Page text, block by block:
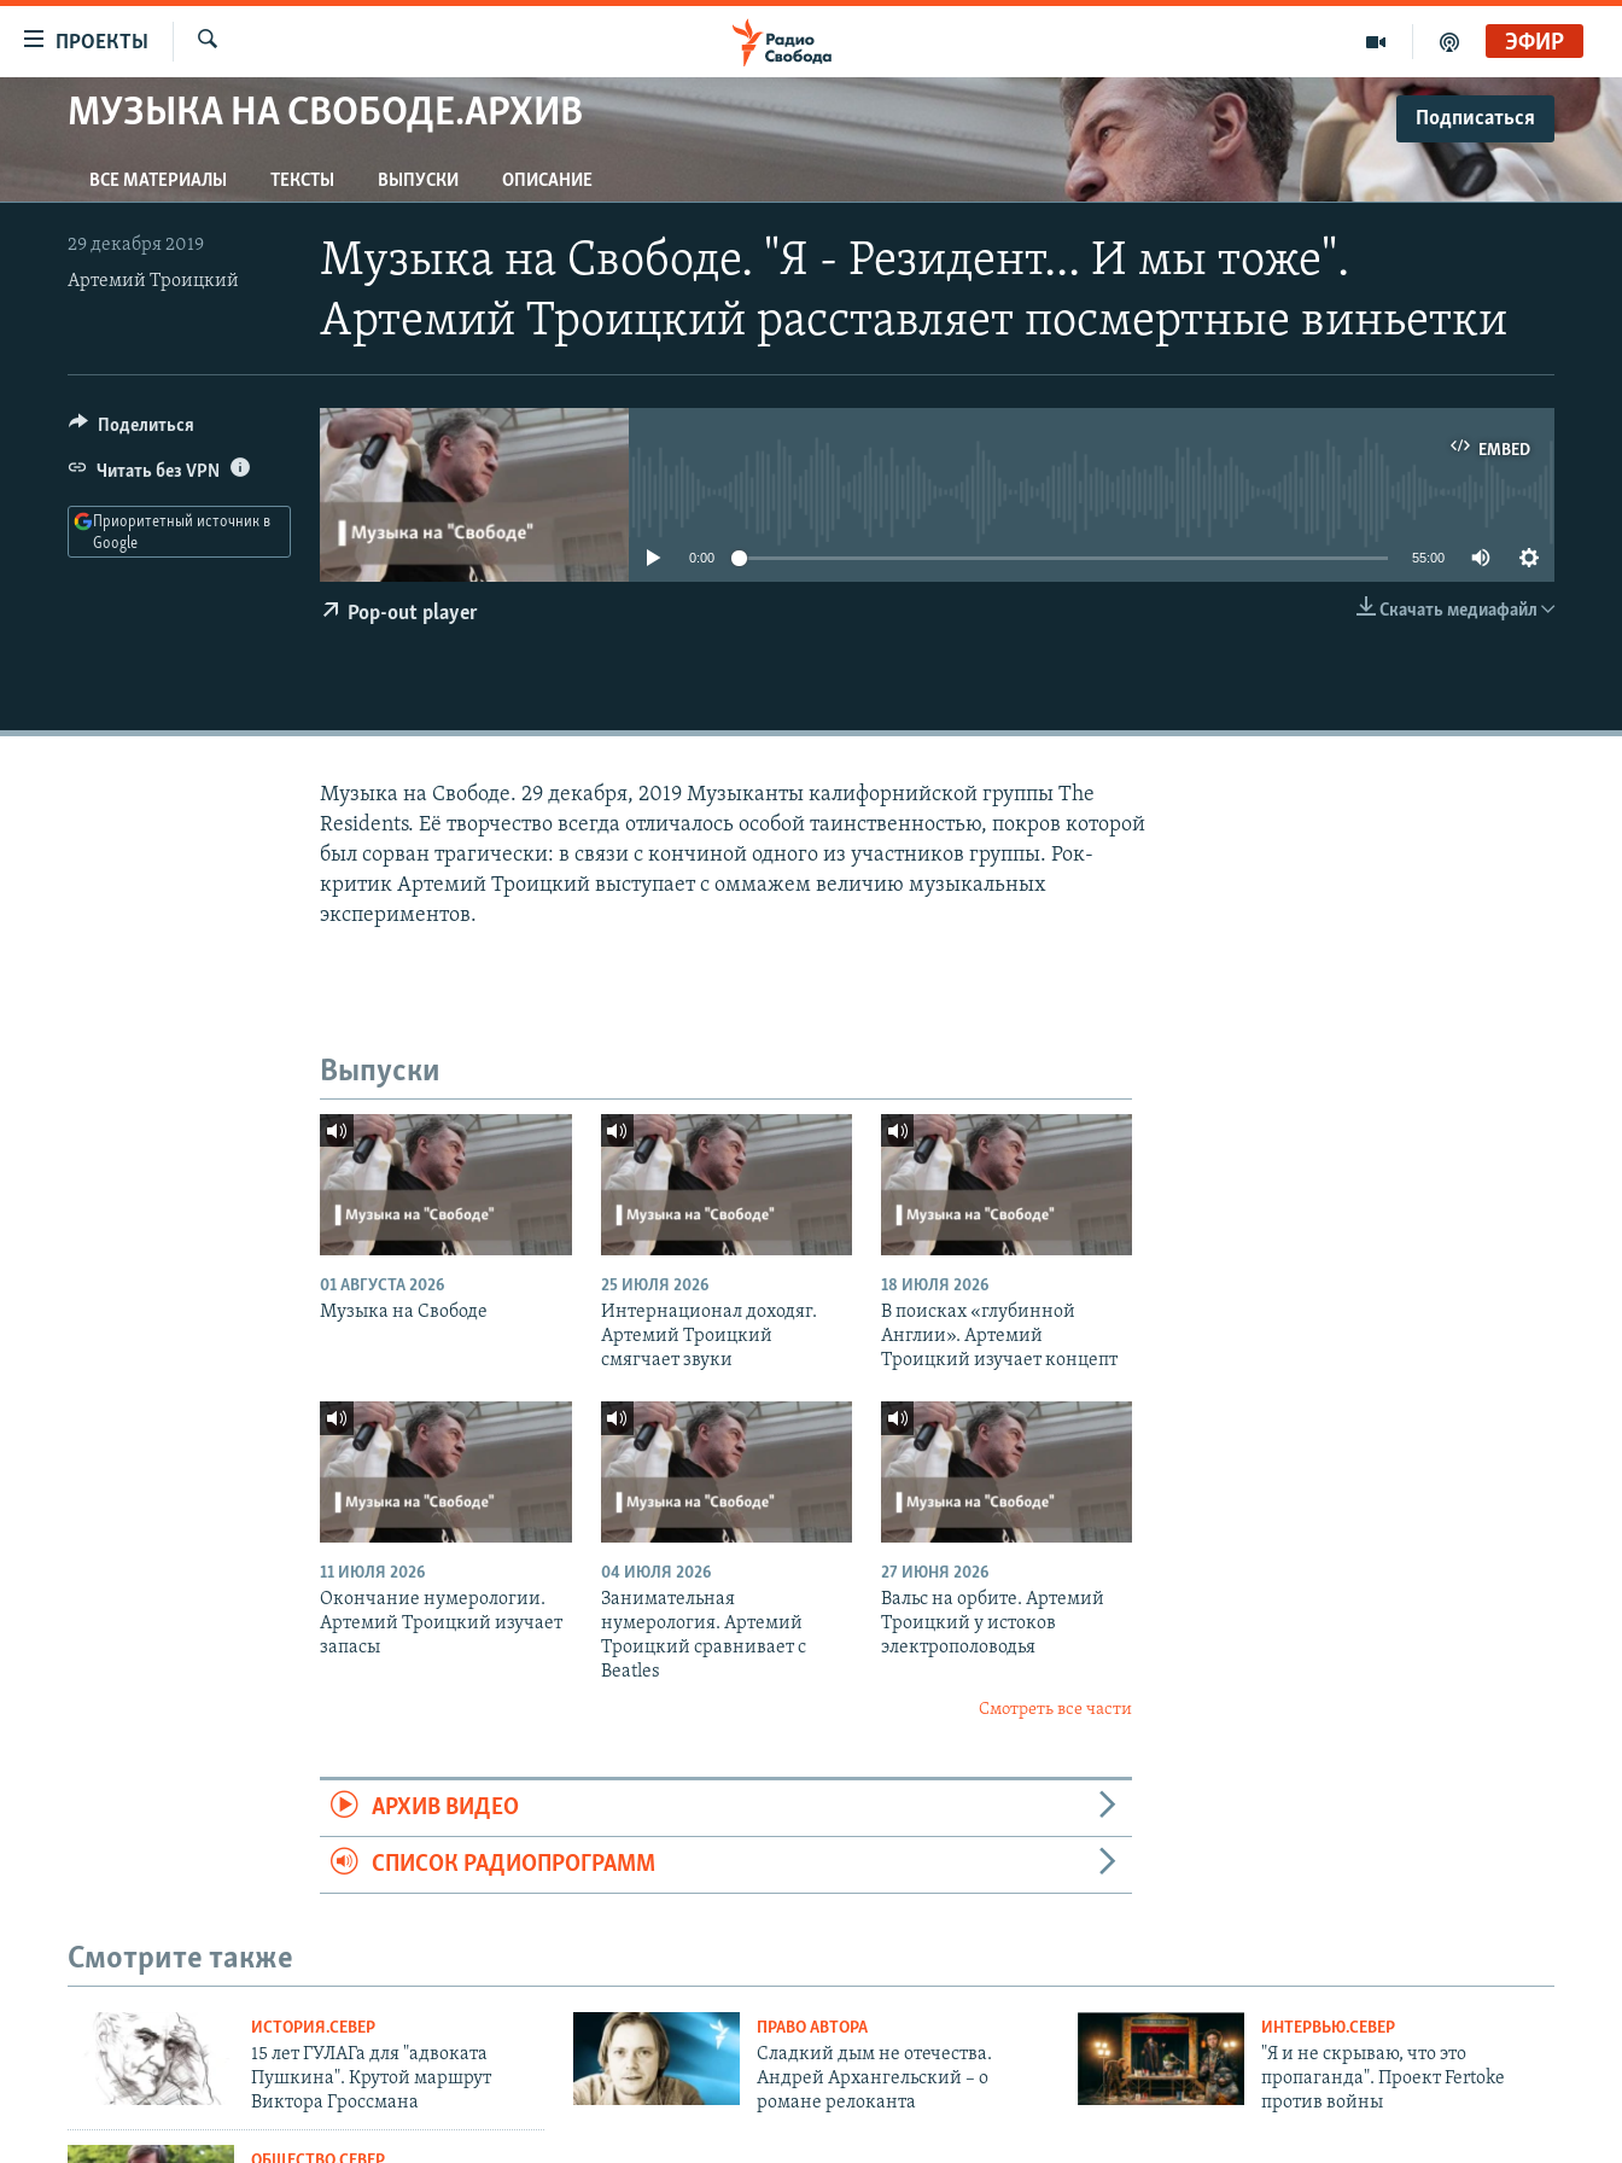
упрощенного
Вернуться
к
основному
содержанию
Вернутся
Вернутся
ПРОЕКТЫ
ПРОГРАММЫ
АВТОРСКИЕ ПРОЕКТЫ
ЦИТАТЫ СВОБОДЫ
МНЕНИЯ
IDEL.РЕАЛИИ
КАВКАЗ.РЕАЛИИ
СЕВЕР.РЕАЛИИ
СИБИРЬ.РЕАЛИИ
РАСПИСАНИЕ ВЕЩАНИЯ
ЭФИР
МУЗЫКА НА СВОБОДЕ.АРХИВ Подписаться
ВСЕ МАТЕРИАЛЫ ТЕКСТЫ ВЫПУСКИ ОПИСАНИЕ
Музыка на Свободе. "Я - Резидент... И мы тоже".
Артемий Троицкий расставляет посмертные виньетки
29 декабря 2019
Артемий Троицкий
EMBED
EMBED
0:00 55:00
Скачать медиафайл
Pop-out player
Поделиться
Читать без VPN
Приоритетный источник в
Google
Музыка на Свободе. 29 декабря, 2019 Музыканты калифорнийской группы The
Residents. Её творчество всегда отличалось особой таинственностью, покров которой
был сорван трагически: в связи с кончиной одного из участников группы. ​Рок-
критик Артемий Троицкий выступает с оммажем величию музыкальных
экспериментов.
Выпуски
01 АВГУСТА 2026
Музыка на Свободе
25 ИЮЛЯ 2026
Интернационал доходяг.
Артемий Троицкий
смягчает звуки
18 ИЮЛЯ 2026
В поисках «глубинной
Англии». Артемий
Троицкий изучает концепт
11 ИЮЛЯ 2026
Окончание нумерологии.
Артемий Троицкий изучает
запасы
04 ИЮЛЯ 2026
Занимательная
нумерология. Артемий
Троицкий сравнивает с
Beatles
27 ИЮНЯ 2026
Вальс на орбите. Артемий
Троицкий у истоков
электрополоводья
Смотреть все части
АРХИВ ВИДЕО
СПИСОК РАДИОПРОГРАММ
Смотрите также
ИСТОРИЯ.СЕВЕР
15 лет ГУЛАГа для "адвоката
Пушкина". Крутой маршрут
Виктора Гроссмана
ПРАВО АВТОРА
Сладкий дым не отечества.
Андрей Архангельский – о
романе релоканта
ИНТЕРВЬЮ.СЕВЕР
"Я и не скрываю, что это
пропаганда". Проект Fertoke
против войны